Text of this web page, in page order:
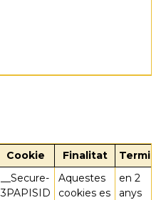
Cookie Finalitat
Termini
__Secure-
3PAPISID
Aquestes
cookies es
en 2
anys